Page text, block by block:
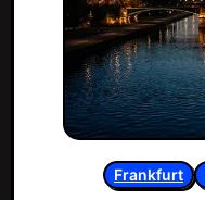
Frankfurt